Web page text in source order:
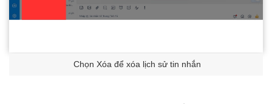
Chọn Xóa để xóa lịch sử tin nhắn